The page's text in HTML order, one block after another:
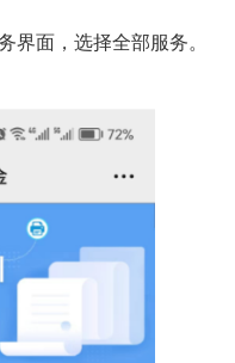
面，选择全部服务。